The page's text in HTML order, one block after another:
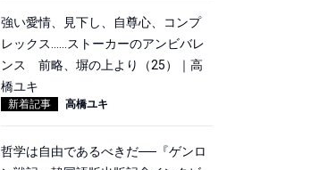
強い愛情、見下し、自尊心、コンプ
レックス……ストーカーのアンビバレ
ンス 前略、塀の上より（25）｜高
橋ユキ
新着記事 高橋ユキ
哲学は自由であるべきだ──『ゲンロ